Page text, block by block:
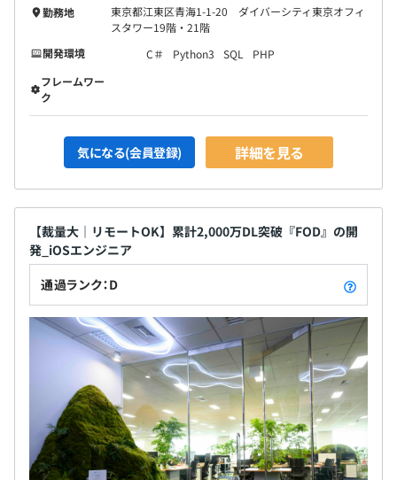
勤務地
東京都江東区青海1-1-20 ダイバーシティ東京オフィ
スタワー19階・21階
開発環境
C＃ Python3 SQL
PHP
フレームワー
ク
気になる(会員登録) 詳細を見る
【裁量大｜リモートOK】累計2,000万DL突破『FOD』の開
発_iOSエンジニア
通過ランク：D